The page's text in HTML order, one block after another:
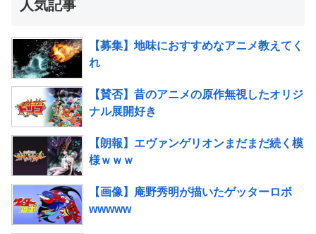
人気記事
【募集】地味におすすめなアニメ教えてく
れ
【賛否】昔のアニメの原作無視したオリジ
ナル展開好き
【朗報】エヴァンゲリオンまだまだ続く模
様ｗｗｗ
【画像】庵野秀明が描いたゲッターロボ
wwwww